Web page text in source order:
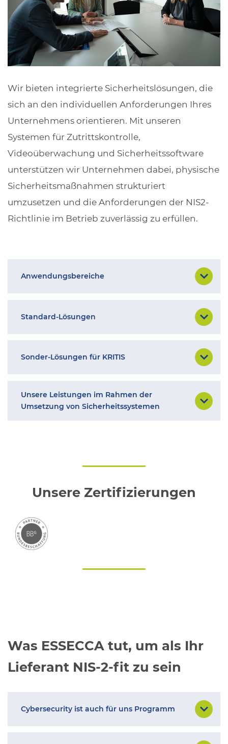
Wir bieten integrierte Sicherheitslösungen, die
sich an den individuellen Anforderungen Ihres
Unternehmens orientieren. Mit unseren
Systemen für Zutrittskontrolle,
Videoüberwachung und Sicherheitssoftware
unterstützen wir Unternehmen dabei, physische
Sicherheitsmaßnahmen strukturiert
umzusetzen und die Anforderungen der NIS2-
Richtlinie im Betrieb zuverlässig zu erfüllen.
Anwendungsbereiche
Standard-Lösungen
Sonder-Lösungen für KRITIS
Unsere Leistungen im Rahmen der
Umsetzung von Sicherheitssystemen
Unsere Zertifizierungen
Was ESSECCA tut, um als Ihr
Lieferant NIS-2-fit zu sein
Cybersecurity ist auch für uns Programm